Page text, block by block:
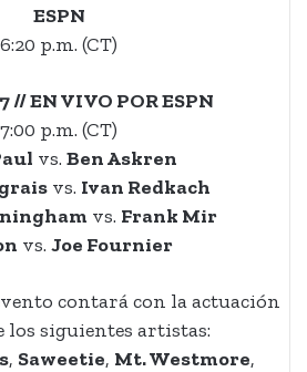
ESPN
6:20 p.m. (CT)
// EN VIVO POR ESPN
7:00 p.m. (CT)
vs. Ben Askren
vs. Ivan Redkach
vs. Frank Mir
vs. Joe Fournier
contará con la actuación
los siguientes artistas:
, Saweetie, Mt. Westmore,